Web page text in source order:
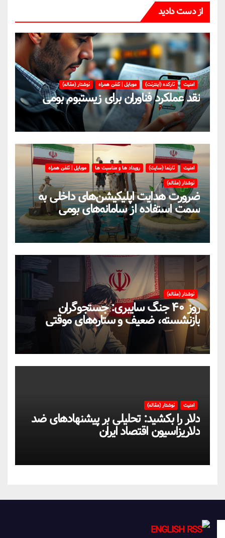
از دست دادید
امنیت تارکده (اینترنت) موبایل | تلفن همراه نوشتار (مقاله)
نقد عملکرد فناوران برای زیستبوم بومی
امنیت تارنما (سایت) رویداد ها و مناسبت ها
موبایل | تلفن همراه
نوشتار (مقاله)
ضرورت هدایت اپلیکیشن‌های داخلی به
سمت استفاده از سامانه‌های بومی
نوشتار (مقاله)
روز ۴۰ جنگ سایبری: جستجوگران
بازنشسته، ضعیف و ستاره‌های موقتی
ایران در بحران اینترنت!
امنیت نوشتار (مقاله)
دلار را بکشید: تحلیلی بر پیشنهادهای ضد
دلاریزاسیون اقتصاد ایران
ENGLISH